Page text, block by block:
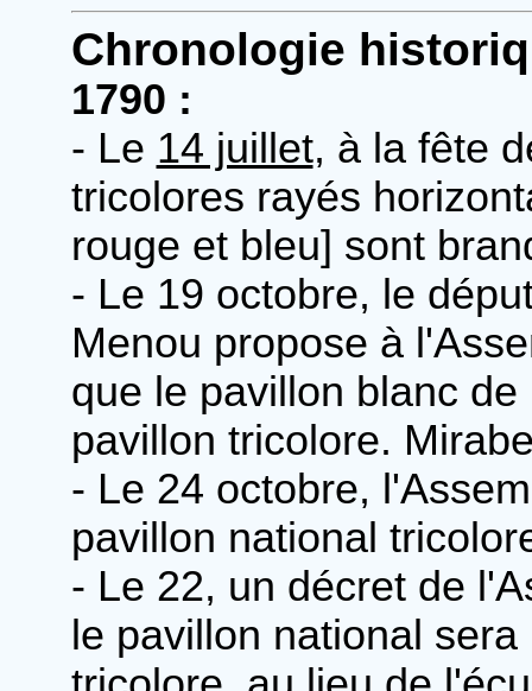
Chronologie
1790 :
- Le 14 juillet, à la fête
tricolores rayés
rouge et bleu] sont
- Le 19 octobre, le
Menou propose à
que le pavillon blanc
pavillon tricolore.
- Le 24 octobre,
pavillon national
- Le 22, un décret de
le pavillon national